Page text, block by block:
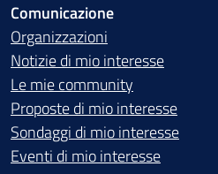
Comunicazione
Organizzazioni
Notizie di mio interesse
Le mie community
Proposte di mio interesse
Sondaggi di mio interesse
Eventi di mio interesse